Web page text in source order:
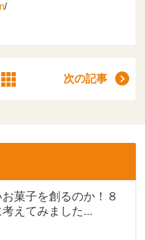
/
次の記事
菓子を創るのか！８
考えてみました...